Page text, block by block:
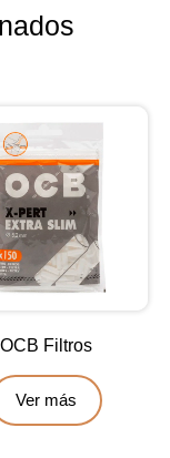
OCB Filtros
Ver más